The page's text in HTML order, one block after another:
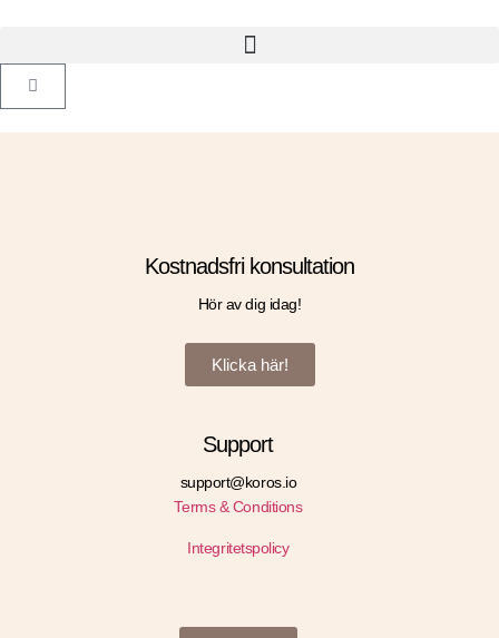
Kostnadsfri konsultation
Hör av dig idag!
Klicka här!
Support
support@koros.io
Terms & Conditions
Integritetspolicy